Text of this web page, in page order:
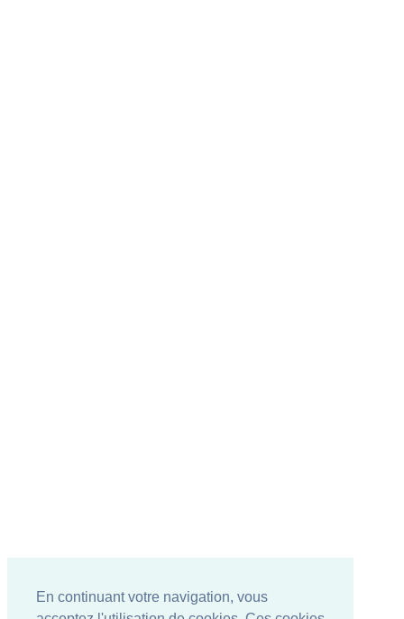
En continuant votre navigation, vous